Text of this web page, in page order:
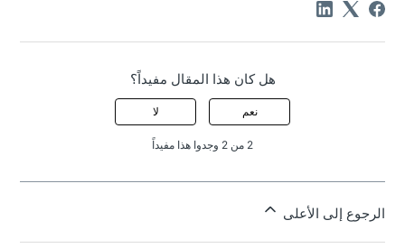
هل كان هذا المقال مفيداً؟
نعم لا
2 من 2 وجدوا هذا مفيداً
الرجوع إلى الأعلى